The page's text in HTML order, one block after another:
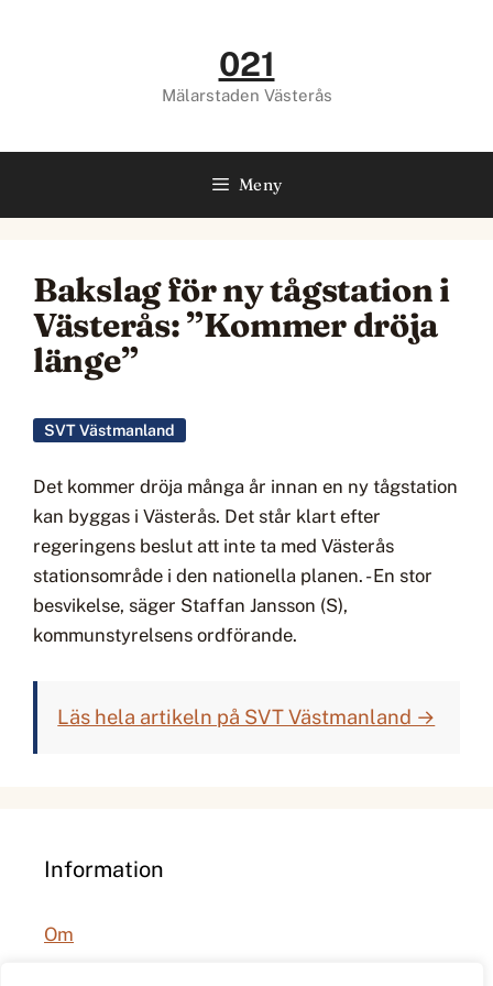
021
Mälarstaden Västerås
Meny
Bakslag för ny tågstation i
Västerås: ”Kommer dröja
länge”
SVT Västmanland
Det kommer dröja många år innan en ny tågstation
kan byggas i Västerås. Det står klart efter
regeringens beslut att inte ta med Västerås
stationsområde i den nationella planen. - En stor
besvikelse, säger Staffan Jansson (S),
kommunstyrelsens ordförande.
Läs hela artikeln på SVT Västmanland →
Information
Om